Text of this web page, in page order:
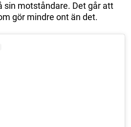
sin motståndare. Det går att
gör mindre ont än det.